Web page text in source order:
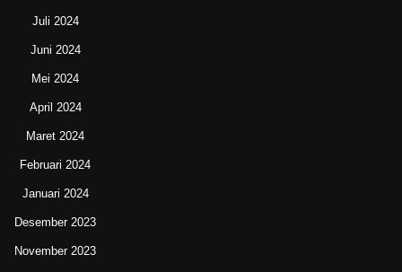
Juli 2024
Juni 2024
Mei 2024
April 2024
Maret 2024
Februari 2024
Januari 2024
Desember 2023
November 2023